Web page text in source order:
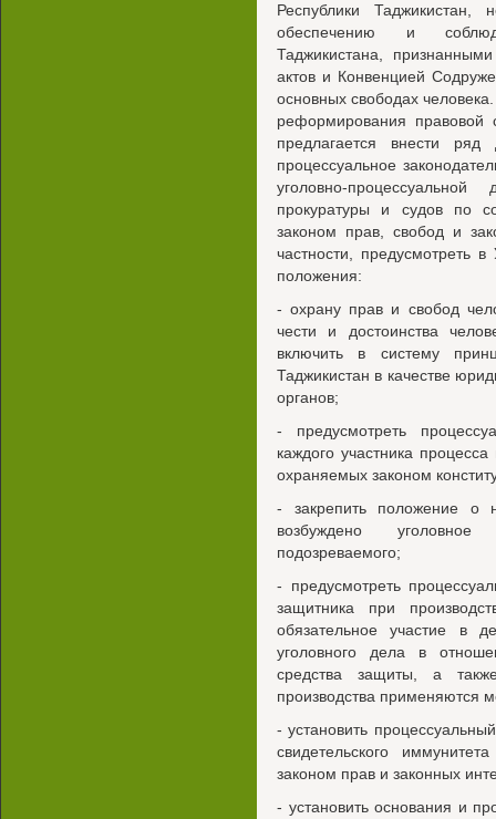
Республики Таджикистан,
обеспечению и
Таджикистана,
актов и Конвенцией
основных свободах
реформирования правовой
предлагается внести
процессуальное
уголовно-
прокуратуры и судов по
законом прав, свобод и
частности, предусмотреть
положения:
- охрану прав и свобод
чести и достоинства
включить в систему
Таджикистан в качестве
органов;
- предусмотреть
каждого участника
охраняемых законом
- закрепить положение о
возбуждено
подозреваемого;
- предусмотреть
защитника при
обязательное участие в
уголовного дела в
средства защиты, а
производства применяются
- установить
свидетельского
законом прав и законных
- установить основания и